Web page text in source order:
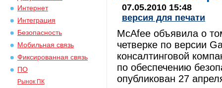
Интернет
Интеграция
Безопасность
Мобильная связь
Фиксированная связь
ПО
Рынок ПК
07.05.2010 15:48
версия для печати
McAfee объявила о
четверке по версии
консалтинговой
по обеспечению
опубликован 27